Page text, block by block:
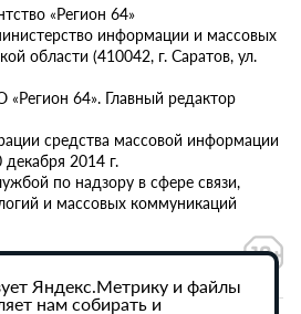
«Регион 64»
информации и массовых
области (410042, г. Саратов, ул.
64». Главный редактор
средства массовой информации
2014 г.
по надзору в сфере связи,
и массовых коммуникаций
персональных данных
Яндекс.Метрику и файлы
нам собирать и